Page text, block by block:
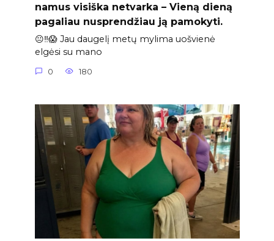
namus visiška netvarka – Vieną dieną
pagaliau nusprendžiau ją pamokyti.
😐‼️😱 Jau daugelį metų mylima uošvienė
elgėsi su mano
0 180